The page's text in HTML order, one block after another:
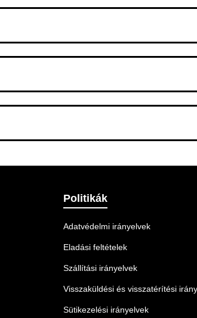
Politikák
Adatvédelmi irányelvek
Eladási feltételek
Szállítási irányelvek
Visszaküldési és visszatérítési
Sütikezelési irányelvek